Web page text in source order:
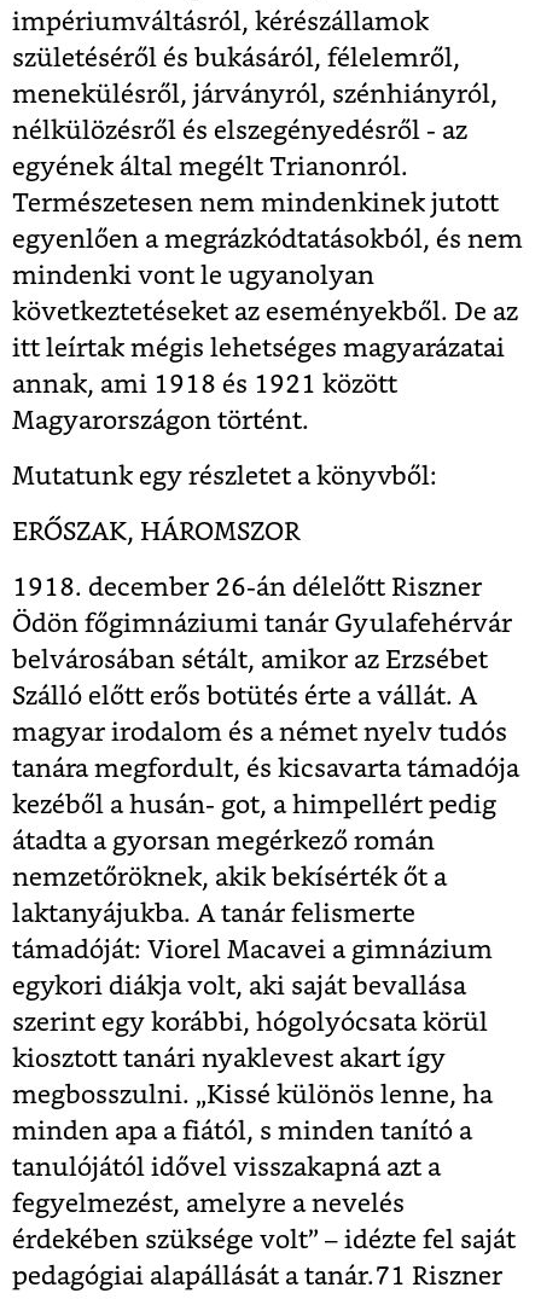
impériumváltásról, kérészállamok
születéséről és bukásáról, félelemről,
menekülésről, járványról, szénhiányról,
nélkülözésről és elszegényedésről - az
egyének által megélt Trianonról.
Természetesen nem mindenkinek jutott
egyenlően a megrázkódtatásokból, és nem
mindenki vont le ugyanolyan
következtetéseket az eseményekből. De az
itt leírtak mégis lehetséges magyarázatai
annak, ami 1918 és 1921 között
Magyarországon történt.
Mutatunk egy részletet a könyvből:
ERŐSZAK, HÁROMSZOR
1918. december 26-án délelőtt Riszner
Ödön főgimnáziumi tanár Gyulafehérvár
belvárosában sétált, amikor az Erzsébet
Szálló előtt erős botütés érte a vállát. A
magyar irodalom és a német nyelv tudós
tanára megfordult, és kicsavarta támadója
kezéből a husán- got, a himpellért pedig
átadta a gyorsan megérkező román
nemzetőröknek, akik bekísérték őt a
laktanyájukba. A tanár felismerte
támadóját: Viorel Macavei a gimnázium
egykori diákja volt, aki saját bevallása
szerint egy korábbi, hógolyócsata körül
kiosztott tanári nyaklevest akart így
megbosszulni. „Kissé különös lenne, ha
minden apa a fiától, s minden tanító a
tanulójától idővel visszakapná azt a
fegyelmezést, amelyre a nevelés
érdekében szüksége volt” – idézte fel saját
pedagógiai alapállását a tanár.71 Riszner